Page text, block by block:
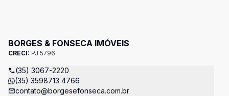
BORGES & FONSECA IMÓVEIS
CRECI: PJ 5796
(35) 3067-2220
(35) 3598713 4766
contato@borgesefonseca.com.br